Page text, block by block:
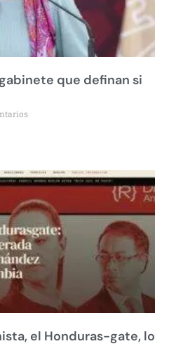
que definan si
el Honduras-gate, lo